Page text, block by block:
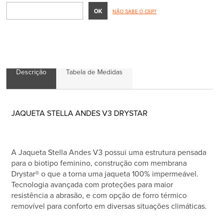
NÃO SABE O CEP?
Descrição Tabela de Medidas
JAQUETA STELLA ANDES V3 DRYSTAR
A Jaqueta Stella Andes V3 possui uma estrutura pensada
para o biotipo feminino, construção com membrana
Drystar® o que a torna uma jaqueta 100% impermeável.
Tecnologia avançada com proteções para maior
resistência a abrasão, e com opção de forro térmico
removível para conforto em diversas situações climáticas.